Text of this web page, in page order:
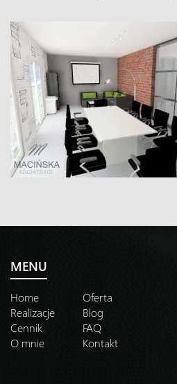
MENU
Home
Oferta
Realizacje
Blog
Cennik
FAQ
O mnie
Kontakt